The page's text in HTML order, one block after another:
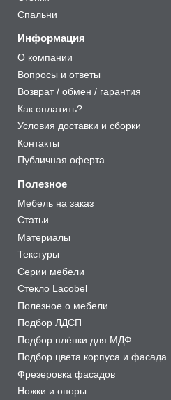
Спальни
Информация
О компании
Вопросы и ответы
Возврат / обмен / гарантия
Как оплатить?
Условия доставки и сборки
Контакты
Публичная оферта
Полезное
Мебель на заказ
Статьи
Материалы
Текстуры
Серии мебели
Стекло Lacobel
Полезное о мебели
Подбор ЛДСП
Подбор плёнки для МДФ
Подбор цвета корпуса и фасада
Фрезеровка фасадов
Ножки и опоры